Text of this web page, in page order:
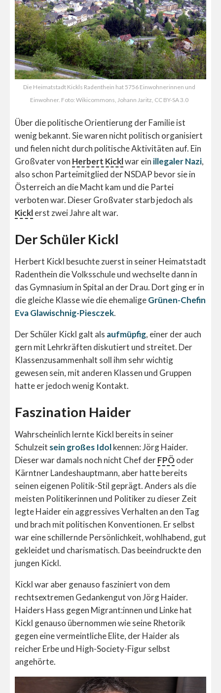
Die Heimatstadt Kickls Radenthein hat 5756 Einwohnerinnen und
Einwohner. Foto: Wikicommons, Johann Jaritz, CC BY-SA 3.0
Über die politische Orientierung der Familie ist
wenig bekannt. Sie waren nicht politisch organisiert
und fielen nicht durch politische Aktivitäten auf. Ein
Großvater von Herbert Kicklwar ein illegaler Nazi,
also schon Parteimitglied der NSDAP bevor sie in
Österreich an die Macht kam und die Partei
verboten war. Dieser Großvater starb jedoch als
Kicklerst zwei Jahre alt war.
Der Schüler Kickl
Herbert Kickl besuchte zuerst in seiner Heimatstadt
Radenthein die Volksschule und wechselte dann in
das Gymnasium in Spital an der Drau. Dort ging er in
die gleiche Klasse wie die ehemaligeGrünen-Chefin
Eva Glawischnig-Piesczek.
Der Schüler Kickl galt als aufmüpfig, einer der auch
gern mit Lehrkräften diskutiert und streitet. Der
Klassenzusammenhalt soll ihm sehr wichtig
gewesen sein, mit anderen Klassen und Gruppen
hatte er jedoch wenig Kontakt.
Faszination Haider
Wahrscheinlich lernte Kickl bereits in seiner
Schulzeit sein großes Idolkennen: Jörg Haider.
Dieser war damals noch nicht Chef derFPÖoder
Kärntner Landeshauptmann, aber hatte bereits
seinen eigenen Politik-Stil geprägt. Anders als die
meisten Politikerinnen und Politiker zu dieser Zeit
legte Haider ein aggressives Verhalten an den Tag
und brach mit politischen Konventionen. Er selbst
war eine schillernde Persönlichkeit, wohlhabend, gut
gekleidet und charismatisch. Das beeindruckte den
jungen Kickl.
Kickl war aber genauso fasziniert von dem
rechtsextremen Gedankengut von Jörg Haider.
Haiders Hass gegen Migrant:innen und Linke hat
Kickl genauso übernommen wie seine Rhetorik
gegen eine vermeintliche Elite, der Haider als
reicher Erbe und High-Society-Figur selbst
angehörte.